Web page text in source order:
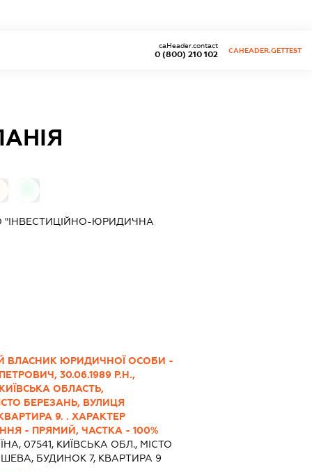
0 (800) 210 102
caHeader.contact
CAHEADER.GETTEST
"ІНВЕСТИЦІЙНО-ЮРИДИЧНА
ВЛАСНИК ЮРИДИЧНОЇ ОСОБИ -
30.06.1989 Р.Н.,
ОБЛАСТЬ,
БЕРЕЗАНЬ, ВУЛИЦЯ
9. . ХАРАКТЕР
- ПРЯМИЙ, ЧАСТКА - 100%
07541, КИЇВСЬКА ОБЛ., МІСТО
БУДИНОК 7, КВАРТИРА 9